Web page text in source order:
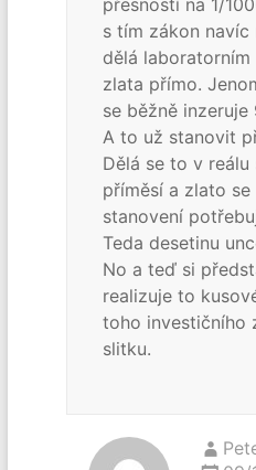
přesností na 1/
s tím zákon navíc
dělá laboratorním
zlata přímo.
se běžně
A to už stanovit
Dělá se to v reálu
příměsí a zlato
stanovení
Teda desetinu
No a teď si
realizuje to
toho investičního
slitku.